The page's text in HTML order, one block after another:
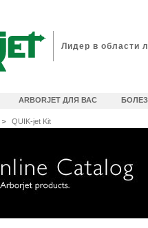
Лидер в области
QUIK-jet Kit
ARBORJET ДЛЯ ВАС